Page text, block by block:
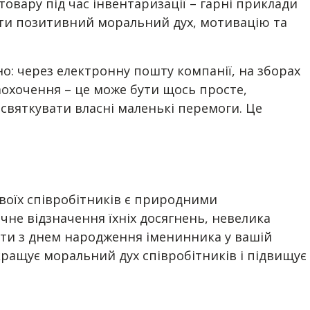
під час інвентаризації – гарні приклади
позитивний моральний дух, мотивацію та
через електронну пошту компанії, на зборах
– це може бути щось просте,
власні маленькі перемоги. Це
співробітників є природними
відзначення їхніх досягнень, невелика
з днем народження іменинника у вашій
моральний дух співробітників і підвищує